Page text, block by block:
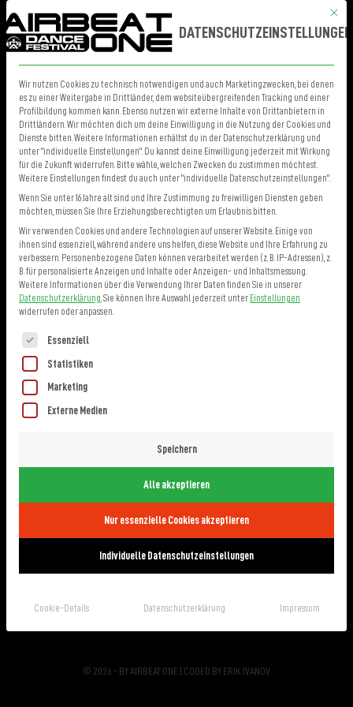
TICKETS MENÜ
MERCH
© 2026 - BY AIRBEAT ONE | CODED BY ERIK IVANOV
Mit
DATENSCHUTZEINSTELLUNGEN
Wir nutzen Cookies zu technisch notwendigen und auch Marketingzwecken, bei denen
es zu einer Weitergabe in Drittländer, dem websiteübergreifenden Tracking und einer
Profilbildung kommen kann. Ebenso nutzen wir externe Inhalte von Drittanbietern in
Drittländern. Wir möchten dich um deine Einwilligung in die Nutzung der Cookies und
Dienste bitten. Weitere Informationen erhältst du in der Datenschutzerklärung und
unter "individuelle Einstellungen". Du kannst deine Einwilligung jederzeit mit Wirkung
für die Zukunft widerrufen. Bitte wähle, welchen Zwecken du zustimmen möchtest.
Weitere Einstellungen findest du auch unter "individuelle Datenschutzeinstellungen".
Wenn Sie unter 16 Jahre alt sind und Ihre Zustimmung zu freiwilligen Diensten geben
möchten, müssen Sie Ihre Erziehungsberechtigten um Erlaubnis bitten.
Wir verwenden Cookies und andere Technologien auf unserer Website. Einige von
ihnen sind essenziell, während andere uns helfen, diese Website und Ihre Erfahrung zu
verbessern. Personenbezogene Daten können verarbeitet werden (z. B. IP-Adressen), z.
B. für personalisierte Anzeigen und Inhalte oder Anzeigen- und Inhaltsmessung.
Weitere Informationen über die Verwendung Ihrer Daten finden Sie in unserer
Datenschutzerklärung Sie können Ihre Auswahl jederzeit unter Einstellungen
widerrufen oder anpassen.
Es folgt eine Liste der Service-Gruppen, für die eine Einwilligung erteilt
Essenziell
Statistiken
Marketing
Externe Medien
Speichern
Alle akzeptieren
Nur essenzielle Cookies akzeptieren
Individuelle Datenschutzeinstellungen
Cookie-Details Datenschutzerklärung Impressum